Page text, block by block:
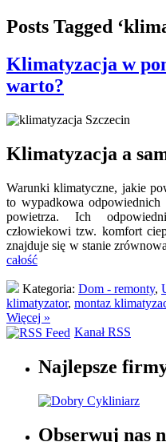
Posts Tagged
Klimatyzacja w
warto?
Klimatyzacja a
Warunki klimatyczne, jakie
to wypadkowa odpowiednich
powietrza. Ich
człowiekowi tzw. komfort
znajduje się w stanie
całość
Kategoria: Dom - remonty,
klimatyzator, montaz
Więcej »
Kanał RSS
Najlepsze
Obserwuj nas